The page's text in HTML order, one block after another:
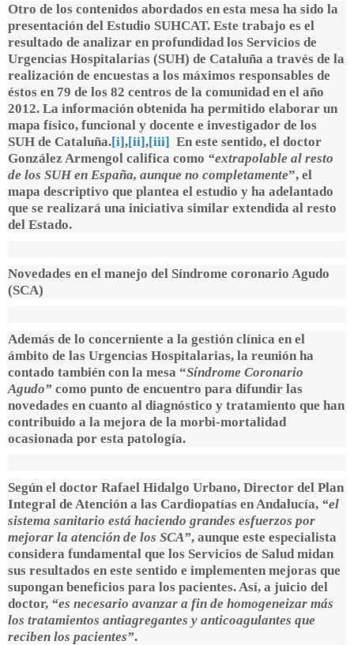
Otro de los contenidos abordados en esta mesa ha sido la
presentación del Estudio SUHCAT. Este trabajo es el
resultado de analizar en profundidad los Servicios de
Urgencias Hospitalarias (SUH) de Cataluña a través de la
realización de encuestas a los máximos responsables de
éstos en 79 de los 82 centros de la comunidad en el año
2012. La información obtenida ha permitido elaborar un
mapa físico, funcional y docente e investigador de los
SUH de Cataluña.[i],[ii],[iii] En este sentido, el doctor
González Armengol califica como “extrapolable al resto
de los SUH en España, aunque no completamente”, el
mapa descriptivo que plantea el estudio y ha adelantado
que se realizará una iniciativa similar extendida al resto
del Estado.
Novedades en el manejo del Síndrome coronario Agudo
(SCA)
Además de lo concerniente a la gestión clínica en el
ámbito de las Urgencias Hospitalarias, la reunión ha
contado también con la mesa “Síndrome Coronario
Agudo” como punto de encuentro para difundir las
novedades en cuanto al diagnóstico y tratamiento que han
contribuido a la mejora de la morbi-mortalidad
ocasionada por esta patología.
Según el doctor Rafael Hidalgo Urbano, Director del Plan
Integral de Atención a las Cardiopatías en Andalucía, “el
sistema sanitario está haciendo grandes esfuerzos por
mejorar la atención de los SCA”, aunque este especialista
considera fundamental que los Servicios de Salud midan
sus resultados en este sentido e implementen mejoras que
supongan beneficios para los pacientes. Así, a juicio del
doctor, “es necesario avanzar a fin de homogeneizar más
los tratamientos antiagregantes y anticoagulantes que
reciben los pacientes”.